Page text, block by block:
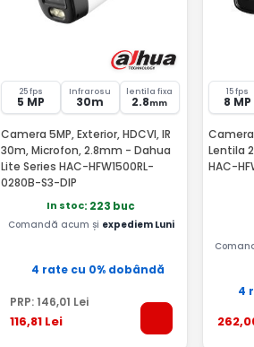
25 fps
5 MP
Infrarosu
30m
lentila fixa
2.8mm
Camera 5MP, Exterior, HDCVI, IR
30m, Microfon, 2.8mm - Dahua
Lite Series HAC-HFW1500RL-
0280B-S3-DIP
In stoc: 223 buc
Comandă acum și expediem Luni
4 rate cu 0% dobândă
PRP: 146,01 Lei
116,81 Lei
15 fps
8 MP
Camera
Lentila 2.8,
HAC-
4
262